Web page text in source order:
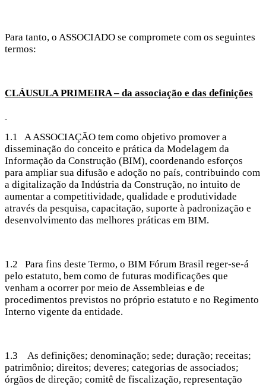
Para tanto, o ASSOCIADO se compromete com os seguintes
termos:
CLÁUSULA PRIMEIRA – da associação e das definições
1.1 A ASSOCIAÇÃO tem como objetivo promover a
disseminação do conceito e prática da Modelagem da
Informação da Construção (BIM), coordenando esforços
para ampliar sua difusão e adoção no país, contribuindo com
a digitalização da Indústria da Construção, no intuito de
aumentar a competitividade, qualidade e produtividade
através da pesquisa, capacitação, suporte à padronização e
desenvolvimento das melhores práticas em BIM.
1.2 Para fins deste Termo, o BIM Fórum Brasil reger-se-á
pelo estatuto, bem como de futuras modificações que
venham a ocorrer por meio de Assembleias e de
procedimentos previstos no próprio estatuto e no Regimento
Interno vigente da entidade.
1.3 As definições; denominação; sede; duração; receitas;
patrimônio; direitos; deveres; categorias de associados;
órgãos de direção; comitê de fiscalização, representação